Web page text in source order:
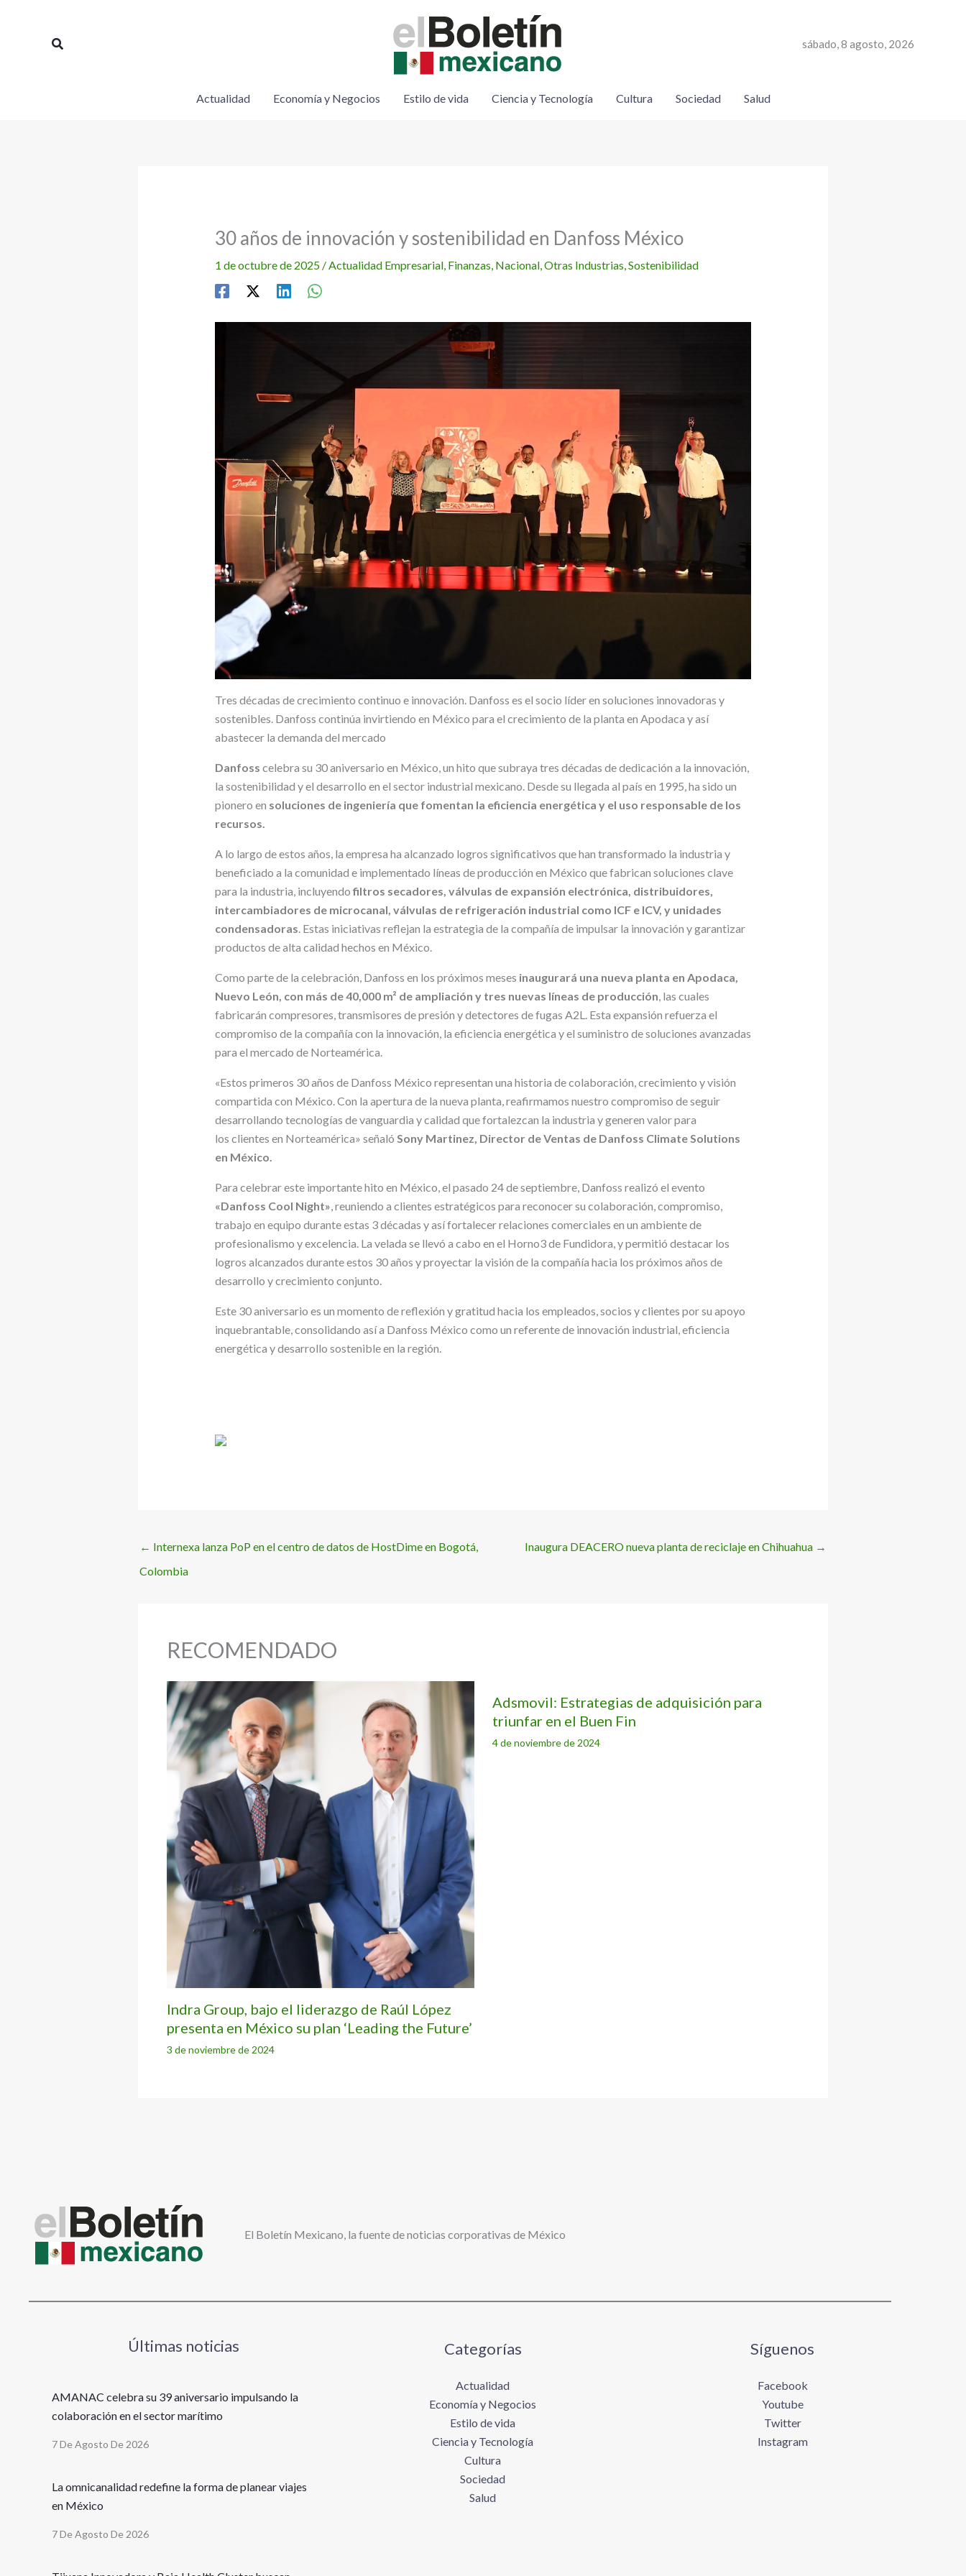
Buscar sábado, 8 agosto, 2026
Actualidad Economía y Negocios Estilo de vida Ciencia y Tecnología Cultura Sociedad Salud
30 años de innovación y sostenibilidad en Danfoss México
1 de octubre de 2025 /Actualidad Empresarial, Finanzas, Nacional,Otras Industrias,Sostenibilidad
Tres décadas de crecimiento continuo e innovación. Danfoss es el socio líder en soluciones innovadoras y
sostenibles. Danfoss continúa invirtiendo en México para el crecimiento de la planta en Apodaca y así
abastecer la demanda del mercado
Danfoss celebra su 30 aniversario en México, un hito que subraya tres décadas de dedicación a la innovación,
la sostenibilidad y el desarrollo en el sector industrial mexicano. Desde su llegada al país en 1995, ha sido un
pionero en soluciones de ingeniería que fomentan la eficiencia energética y el uso responsable de los
recursos.
A lo largo de estos años, la empresa ha alcanzado logros significativos que han transformado la industria y
beneficiado a la comunidad e implementado líneas de producción en México que fabrican soluciones clave
para la industria, incluyendofiltros secadores, válvulas de expansión electrónica, distribuidores,
intercambiadores de microcanal, válvulas de refrigeración industrial como ICF e ICV, y unidades
condensadoras. Estas iniciativas reflejan la estrategia de la compañía de impulsar la innovación y garantizar
productos de alta calidad hechos en México.
Como parte de la celebración, Danfoss en los próximos meses inaugurará una nueva planta en Apodaca,
Nuevo León, con más de 40,000 m² de ampliación y tres nuevas líneas de producción, las cuales
fabricarán compresores, transmisores de presión y detectores de fugas A2L. Esta expansión refuerza el
compromiso de la compañía con la innovación, la eficiencia energética y el suministro de soluciones avanzadas
para el mercado de Norteamérica.
«Estos primeros 30 años de Danfoss México representan una historia de colaboración, crecimiento y visión
compartida con México. Con la apertura de la nueva planta, reafirmamos nuestro compromiso de seguir
desarrollando tecnologías de vanguardia y calidad que fortalezcan la industria y generen valor para
los clientes en Norteamérica» señaló Sony Martinez, Director de Ventas de Danfoss Climate Solutions
en México.
Para celebrar este importante hito en México, el pasado 24 de septiembre, Danfoss realizó el evento
«Danfoss Cool Night», reuniendo a clientes estratégicos para reconocer su colaboración, compromiso,
trabajo en equipo durante estas 3 décadas y así fortalecer relaciones comerciales en un ambiente de
profesionalismo y excelencia. La velada se llevó a cabo en el Horno3 de Fundidora, y permitió destacar los
logros alcanzados durante estos 30 años y proyectar la visión de la compañía hacia los próximos años de
desarrollo y crecimiento conjunto.
Este 30 aniversario es un momento de reflexión y gratitud hacia los empleados, socios y clientes por su apoyo
inquebrantable, consolidando así a Danfoss México como un referente de innovación industrial, eficiencia
energética y desarrollo sostenible en la región.
← Internexa lanza PoP en el centro de datos de HostDime en Bogotá,
Colombia
Inaugura DEACERO nueva planta de reciclaje en Chihuahua →
RECOMENDADO
Indra Group, bajo el liderazgo de Raúl López
presenta en México su plan ‘Leading the Future’
3 de noviembre de 2024
Adsmovil: Estrategias de adquisición para
triunfar en el Buen Fin
4 de noviembre de 2024
El Boletín Mexicano, la fuente de noticias corporativas de México
Últimas noticias
AMANAC celebra su 39 aniversario impulsando la
colaboración en el sector marítimo
7 De Agosto De 2026
La omnicanalidad redefine la forma de planear viajes
en México
7 De Agosto De 2026
Categorías
Actualidad
Economía y Negocios
Estilo de vida
Ciencia y Tecnología
Cultura
Sociedad
Salud
Síguenos
Facebook
Youtube
Twitter
Instagram